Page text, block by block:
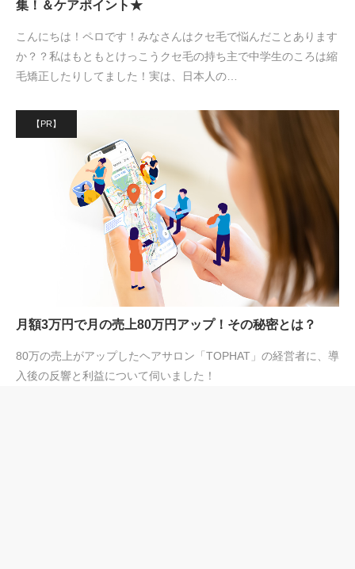
集！＆ケアポイント★
こんにちは！ペロです！みなさんはクセ毛で悩んだことあります
か？？私はもともとけっこうクセ毛の持ち主で中学生のころは縮
毛矯正したりしてました！実は、日本人の…
【PR】
月額3万円で月の売上80万円アップ！その秘密とは？
80万の売上がアップしたヘアサロン「TOPHAT」の経営者に、導
入後の反響と利益について伺いました！